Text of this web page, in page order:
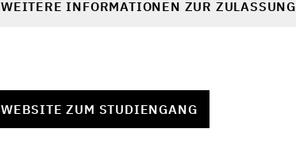
WEITERE INFORMATIONEN ZUR ZULASSUNG
WEBSITE ZUM STUDIENGANG